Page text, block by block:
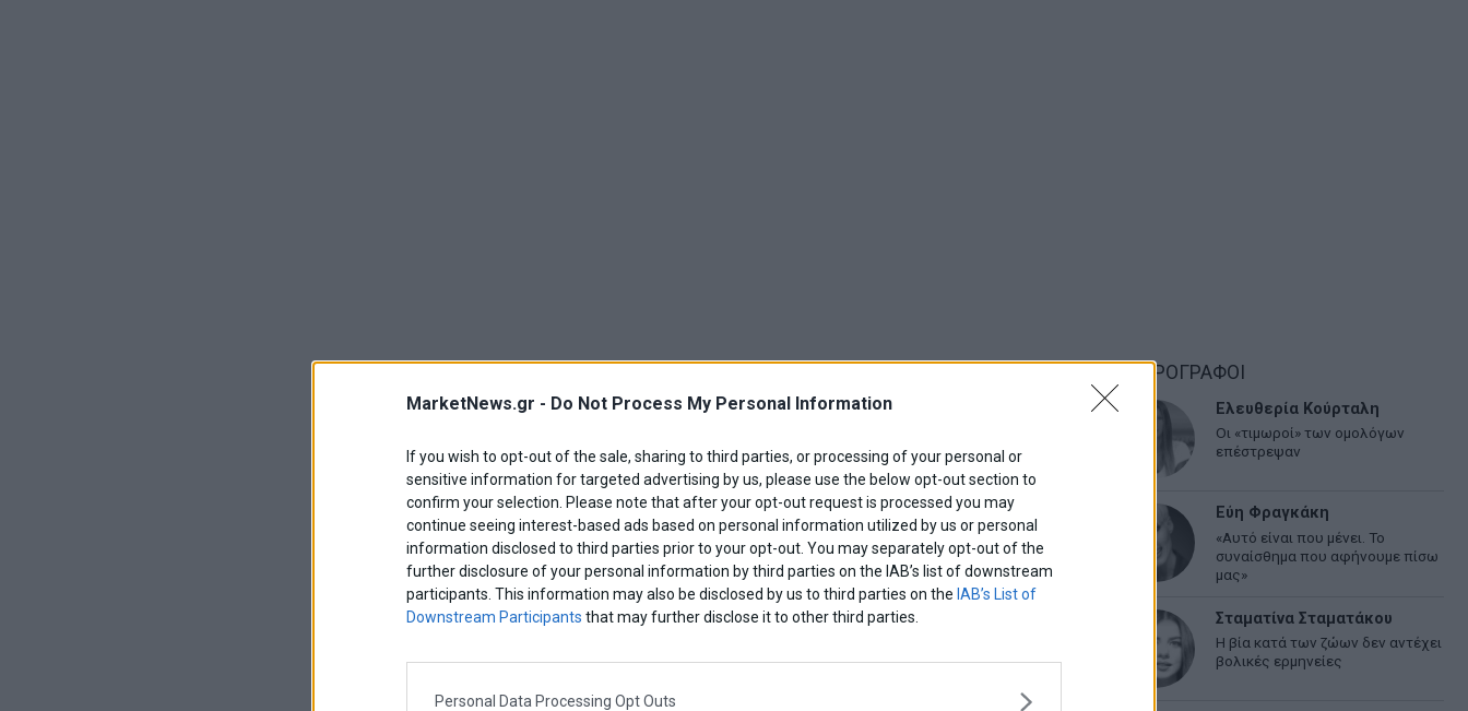
MarketNews.gr - Do Not Process My Personal Information
If you wish to opt-out of the sale, sharing to third parties, or processing of your personal or
sensitive information for targeted advertising by us, please use the below opt-out section to
confirm your selection. Please note that after your opt-out request is processed you may
continue seeing interest-based ads based on personal information utilized by us or personal
information disclosed to third parties prior to your opt-out. You may separately opt-out of the
further disclosure of your personal information by third parties on the IAB’s list of downstream
participants. This information may also be disclosed by us to third parties on the IAB’s List of
Downstream Participants that may further disclose it to other third parties.
Personal Data Processing Opt Outs
ΑΡΘΡΟΓΡΑΦΟΙ
Ελευθερία Κούρταλη
Οι «τιμωροί» των ομολόγων
επέστρεψαν
Εύη Φραγκάκη
«Αυτό είναι που μένει. Το
συναίσθημα που αφήνουμε πίσω
μας»
Σταματίνα Σταματάκου
Η βία κατά των ζώων δεν αντέχει
βολικές ερμηνείες